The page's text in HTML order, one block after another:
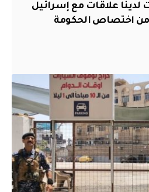
لدينا علاقات مع إسرائيل
من اختصاص الحكومة